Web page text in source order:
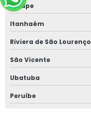
Iguape
Itanhaém
Riviera de São Lourenço
São Vicente
Ubatuba
Peruíbe